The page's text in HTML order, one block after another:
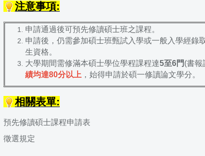
注意事項:
申請通過後可預先修讀碩士班之課程。
申請後，仍需參加碩士班甄試入學或一般入學經錄
生資格。
大學期間需修滿本碩士學位學程課程達5至6門(書報
績均達80分以上 ，始得申請於碩一修讀論文學分。
相關表單:
預先修讀碩士課程申請表
徵選規定